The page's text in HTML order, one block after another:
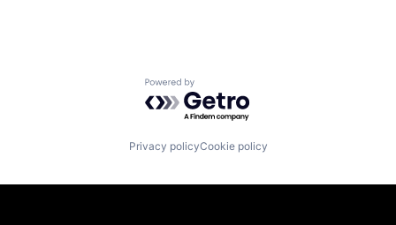
Powered by Getro.com
Privacy policyCookie policy